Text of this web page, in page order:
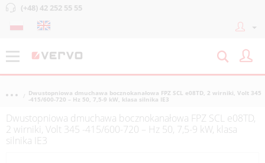
(+48) 42 252 55 55
Dwustopniowa dmuchawa bocznokanałowa FPZ SCL e08TD, 2 wirniki, Volt 345
-415/600-720 – Hz 50, 7,5-9 kW, klasa silnika IE3
Dwustopniowa dmuchawa bocznokanałowa FPZ SCL e08TD,
2 wirniki, Volt 345 -415/600-720 – Hz 50, 7,5-9 kW, klasa
silnika IE3